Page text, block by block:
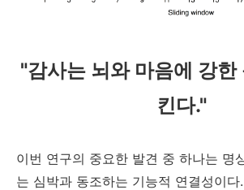
"감사는 뇌와 마음에 강한
킨다."
이번 연구의 중요한 발견 중 하나는 명
는 심박과 동조하는 기능적 연결성이